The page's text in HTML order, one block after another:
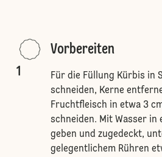
1
Vorbereiten
Für die Füllung Kürbis in
schneiden, Kerne
Fruchtfleisch in etwa 3
schneiden. Mit Wasser in
geben und zugedeckt,
gelegentlichem Rühren